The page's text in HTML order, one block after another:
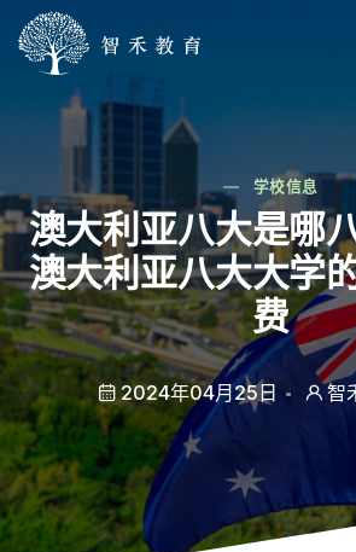
学校信息
澳大利亚八大是哪
澳大利亚八大大学
费
2024年04月25日 智